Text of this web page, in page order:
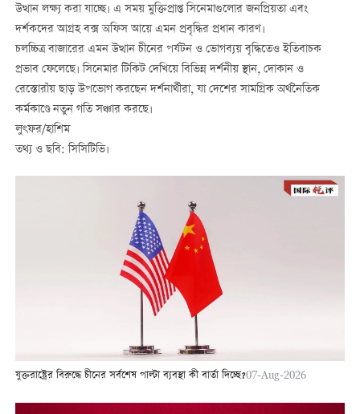
উত্থান লক্ষ্য করা যাচ্ছে। এ সময় মুক্তিপ্রাপ্ত সিনেমাগুলোর জনপ্রিয়তা এবং
দর্শকদের আগ্রহ বক্স অফিস আয়ে এমন প্রবৃদ্ধির প্রধান কারণ।
চলচ্চিত্র বাজারের এমন উত্থান চীনের পর্যটন ও ভোগব্যয় বৃদ্ধিতেও ইতিবাচক
প্রভাব ফেলেছে। সিনেমার টিকিট দেখিয়ে বিভিন্ন দর্শনীয় স্থান, দোকান ও
রেস্তোরাঁয় ছাড় উপভোগ করছেন দর্শনার্থীরা, যা দেশের সামগ্রিক অর্থনৈতিক
কর্মকাণ্ডে নতুন গতি সঞ্চার করছে।
লুৎফর/হাশিম
তথ্য ও ছবি: সিসিটিভি।
যুক্তরাষ্ট্রের বিরুদ্ধে চীনের সর্বশেষ পাল্টা ব্যবস্থা কী বার্তা দিচ্ছে?07-Aug-2026